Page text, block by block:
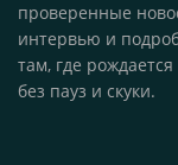
проверенные
интервью и
там, где
без пауз и скуки.